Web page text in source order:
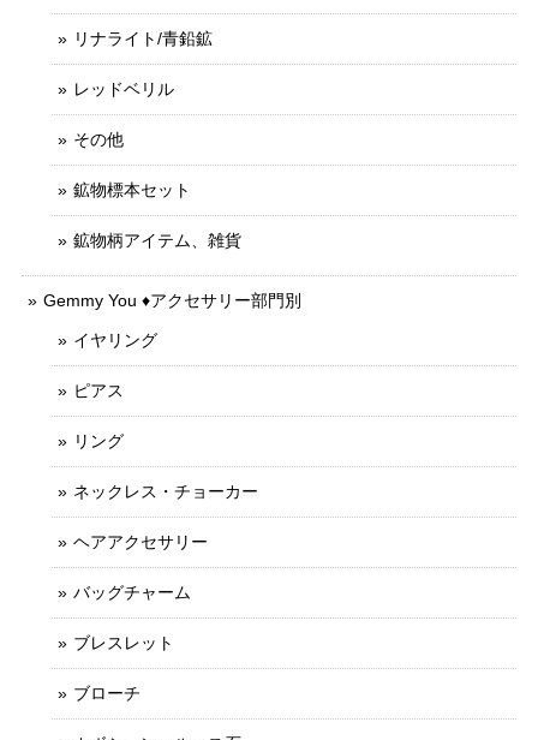
リナライト/青鉛鉱
レッドベリル
その他
鉱物標本セット
鉱物柄アイテム、雑貨
Gemmy You ♦︎アクセサリー部門別
イヤリング
ピアス
リング
ネックレス・チョーカー
ヘアアクセサリー
バッグチャーム
ブレスレット
ブローチ